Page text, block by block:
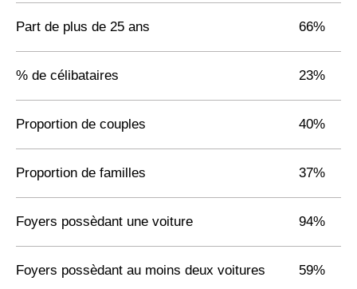
Part de plus de 25 ans 66%
% de célibataires 23%
Proportion de couples 40%
Proportion de familles 37%
Foyers possèdant une voiture 94%
Foyers possèdant au moins deux voitures 59%